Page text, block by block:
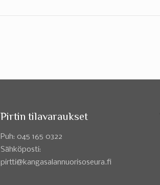
Pirtin tilavaraukset
Puh: 045 165 0322
Sähköposti:
pirtti@kangasalannuorisoseura.fi